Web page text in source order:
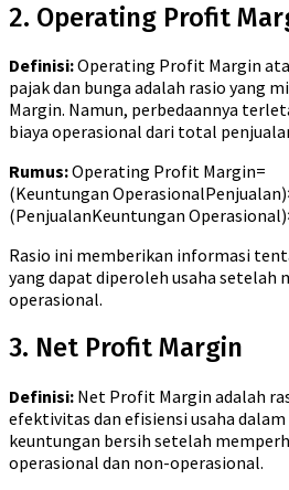
2. Operating Profit
Definisi:Operating Profit Margin
pajak dan bunga adalah rasio yang
Margin. Namun, perbedaannya
biaya operasional dari total
Rumus:Operating Profit Margin=
(Keuntungan
(PenjualanKeuntungan Operasional)
Rasio ini memberikan informasi
yang dapat diperoleh usaha setelah
operasional.
3. Net Profit Margin
Definisi: Net Profit Margin adalah
efektivitas dan efisiensi usaha
keuntungan bersih setelah
operasional dan non-operasional.